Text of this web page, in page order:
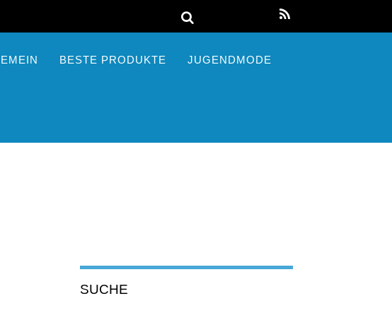
BESTE PRODUKTE JUGENDMODE
SUCHE